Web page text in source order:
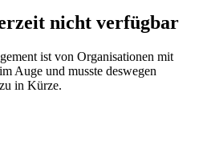
nicht verfügbar
ist von Organisationen mit
Auge und musste deswegen
in Kürze.